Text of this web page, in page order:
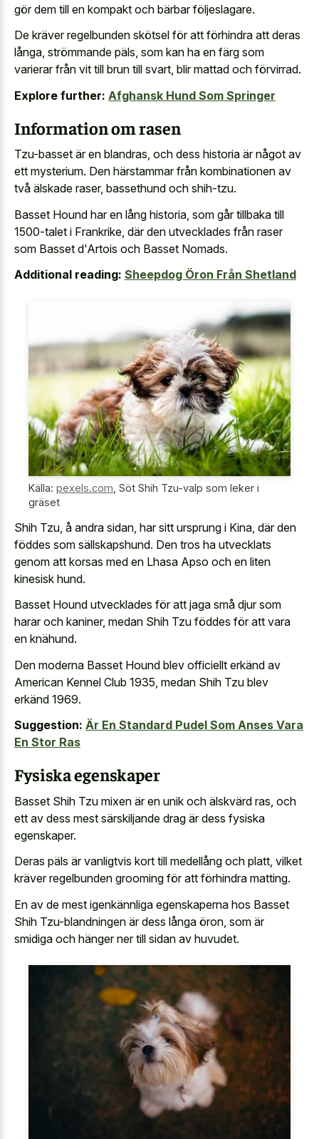
gör dem till en kompakt och bärbar följeslagare.
De kräver regelbunden skötsel för att förhindra att deras
långa, strömmande päls, som kan ha en färg som
varierar från vit till brun till svart, blir mattad och förvirrad.
Explore further: Afghansk Hund Som Springer
Information om rasen
Tzu-basset är en blandras, och dess historia är något av
ett mysterium. Den härstammar från kombinationen av
två älskade raser, bassethund och shih-tzu.
Basset Hound har en lång historia, som går tillbaka till
1500-talet i Frankrike, där den utvecklades från raser
som Basset d'Artois och Basset Nomads.
Additional reading: Sheepdog Öron Från Shetland
Källa: pexels.com Söt Shih Tzu-valp som leker i
gräset
Shih Tzu, å andra sidan, har sitt ursprung i Kina, där den
föddes som sällskapshund. Den tros ha utvecklats
genom att korsas med en Lhasa Apso och en liten
kinesisk hund.
Basset Hound utvecklades för att jaga små djur som
harar och kaniner, medan Shih Tzu föddes för att vara
en knähund.
Den moderna Basset Hound blev officiellt erkänd av
American Kennel Club 1935, medan Shih Tzu blev
erkänd 1969.
Suggestion: Är En Standard Pudel Som Anses Vara
En Stor Ras
Fysiska egenskaper
Basset Shih Tzu mixen är en unik och älskvärd ras, och
ett av dess mest särskiljande drag är dess fysiska
egenskaper.
Deras päls är vanligtvis kort till medellång och platt, vilket
kräver regelbunden grooming för att förhindra matting.
En av de mest igenkännliga egenskaperna hos Basset
Shih Tzu-blandningen är dess långa öron, som är
smidiga och hänger ner till sidan av huvudet.